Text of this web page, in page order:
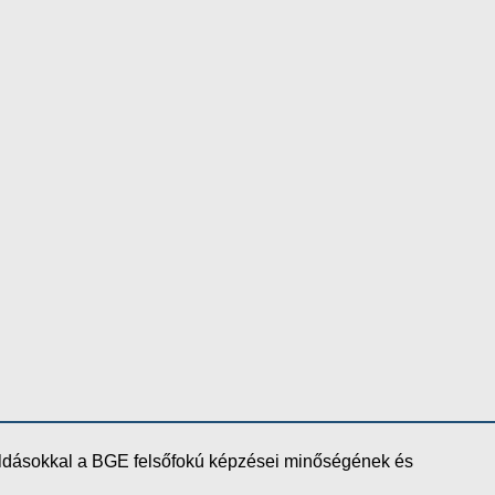
a BGE felsőfokú képzései minőségének és